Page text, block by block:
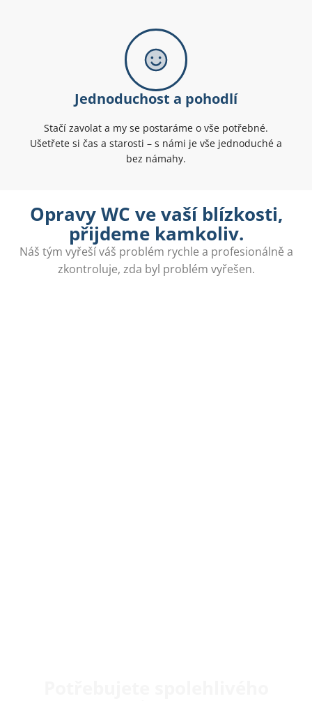
Jednoduchost a pohodlí
Stačí zavolat a my se postaráme o vše potřebné.
Ušetřete si čas a starosti – s námi je vše jednoduché a
bez námahy.
Opravy WC ve vaší blízkosti,
přijdeme kamkoliv.
Náš tým vyřeší váš problém rychle a profesionálně a
zkontroluje, zda byl problém vyřešen.